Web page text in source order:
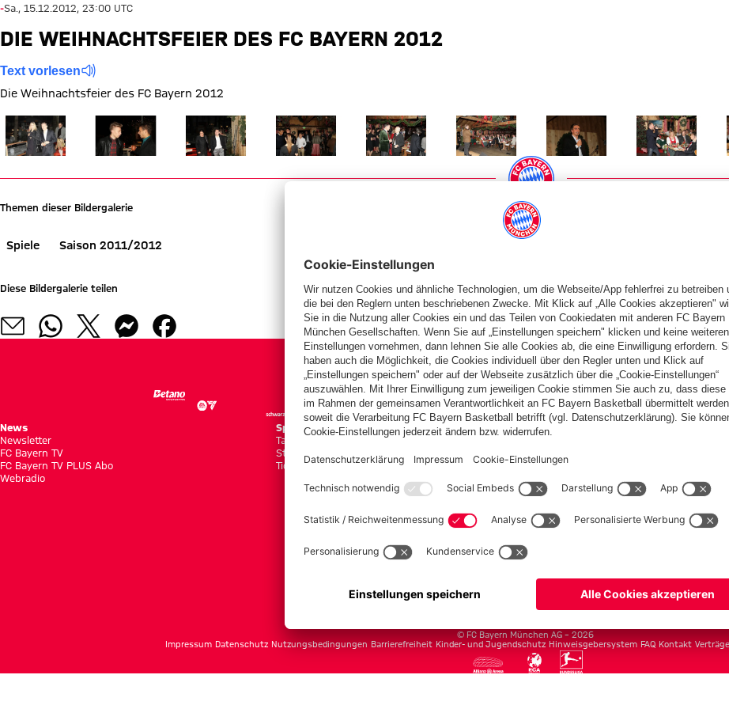
-Sa., 15.12.2012, 23:00 UTC
DIE WEIHNACHTSFEIER DES FC BAYERN 2012
Text vorlesen
Die Weihnachtsfeier des FC Bayern 2012
Zeige in voller GrößeZeige in voller GrößeZeige in voller GrößeZeige in voller GrößeZeige in voller GrößeZeige in voller GrößeZeige in voller GrößeZeige in voller
Themen dieser Bildergalerie
Spiele Saison 2011/2012
Diese Bildergalerie teilen
PARTNER
News
Newsletter
FC Bayern TV
FC Bayern TV PLUS Abo
Webradio
Spiele
Tabellen
Statistiken
Tickets
Teams
Amateure
Campus Teams
fcbayern.com Basketball Allianz Arena Media Center Jobs FC Bayern Tours
© FC Bayern München AG – 2026
Impressum Datenschutz Nutzungsbedingungen Barrierefreiheit Kinder- und Jugendschutz Hinweisgebersystem FAQ Kontakt